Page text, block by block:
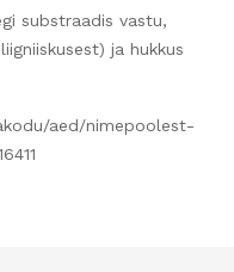
substraadis vastu,
ja hukkus
aed/nimepoolest-